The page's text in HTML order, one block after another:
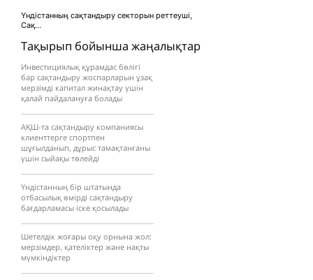
Тақырып бойынша жаңалықтар
Инвестициялық құрамдас бөлігі
бар сақтандыру жоспарларын ұзақ
мерзімді капитал жинақтау үшін
қалай пайдалануға болады
АҚШ-та сақтандыру компаниясы
клиенттерге спортпен
шұғылданып, дұрыс тамақтанғаны
үшін сыйақы төлейді
Үндістанның бір штатында
отбасылық өмірді сақтандыру
бағдарламасы іске қосылады
Шетелдік жоғары оқу орнына жол:
мерзімдер, қателіктер және нақты
мүмкіндіктер
Үндістанның сақтандыру секторын реттеуші,
Сақ...